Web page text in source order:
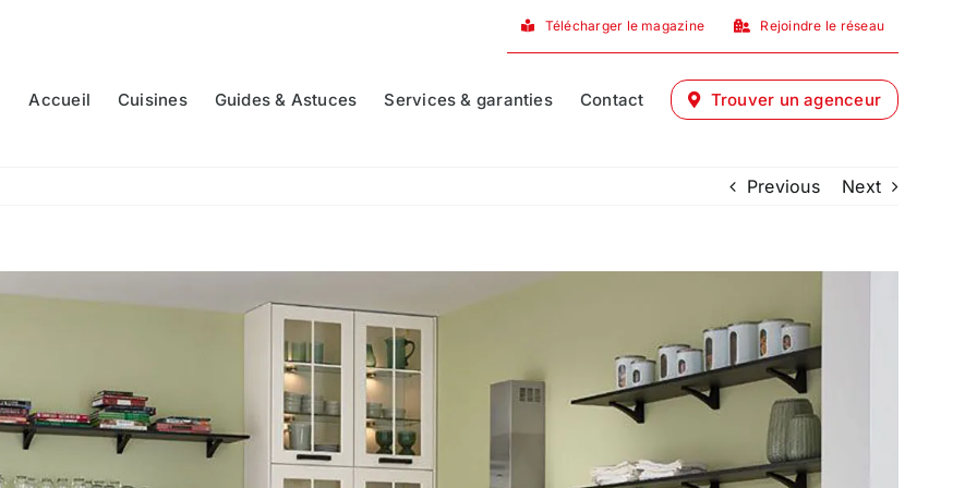
Télécharger le magazine Rejoindre le réseau
Accueil Cuisines Guides & Astuces Services & garanties Contact Trouver un agenceur
Previous Next